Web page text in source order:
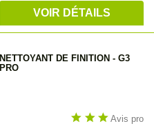
VOIR DÉTAILS
NETTOYANT DE FINITION - G3
PRO
star star star Avis pro